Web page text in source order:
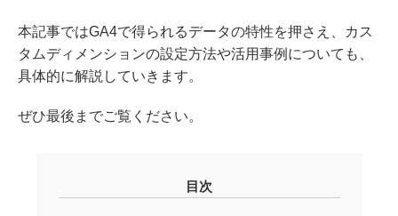
本記事ではGA4で得られるデータの特性を押さえ、カス
タムディメンションの設定方法や活用事例についても、
具体的に解説していきます。
ぜひ最後までご覧ください。
目次